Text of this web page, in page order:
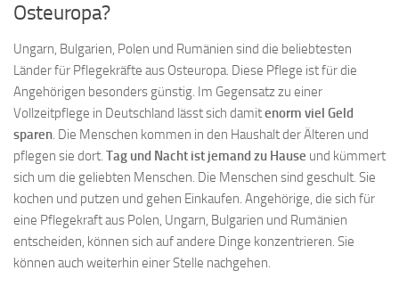
Osteuropa?
Ungarn, Bulgarien, Polen und Rumänien sind die beliebtesten
Länder für Pflegekräfte aus Osteuropa. Diese Pflege ist für die
Angehörigen besonders günstig. Im Gegensatz zu einer
Vollzeitpflege in Deutschland lässt sich damitenorm viel Geld
sparen. Die Menschen kommen in den Haushalt der Älteren und
pflegen sie dort. Tag und Nacht ist jemand zu Hause und kümmert
sich um die geliebten Menschen. Die Menschen sind geschult. Sie
kochen und putzen und gehen Einkaufen. Angehörige, die sich für
eine Pflegekraft aus Polen, Ungarn, Bulgarien und Rumänien
entscheiden, können sich auf andere Dinge konzentrieren. Sie
können auch weiterhin einer Stelle nachgehen.